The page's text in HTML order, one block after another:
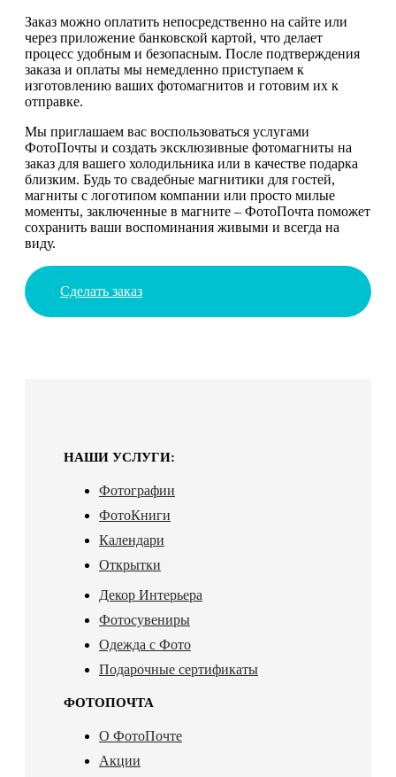
Заказ можно оплатить непосредственно на сайте или
через приложение банковской картой, что делает
процесс удобным и безопасным. После подтверждения
заказа и оплаты мы немедленно приступаем к
изготовлению ваших фотомагнитов и готовим их к
отправке.
Мы приглашаем вас воспользоваться услугами
ФотоПочты и создать эксклюзивные фотомагниты на
заказ для вашего холодильника или в качестве подарка
близким. Будь то свадебные магнитики для гостей,
магниты с логотипом компании или просто милые
моменты, заключенные в магните – ФотоПочта поможет
сохранить ваши воспоминания живыми и всегда на
виду.
Сделать заказ
НАШИ УСЛУГИ:
Фотографии
ФотоКниги
Календари
Открытки
Декор Интерьера
Фотосувениры
Одежда с Фото
Подарочные сертификаты
ФОТОПОЧТА
О ФотоПочте
Акции